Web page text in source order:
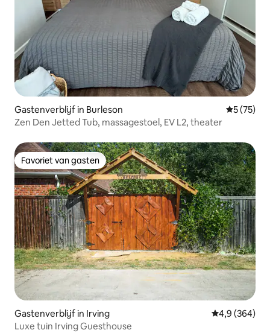
Gastenverblijf in Burleson
5 (75)
Zen Den Jetted Tub, massagestoel, EV L2, theater
Favoriet van gasten
Favoriet van gasten
Gastenverblijf in Irving Gemiddelde
4,9 (364)
Luxe tuin Irving Guesthouse